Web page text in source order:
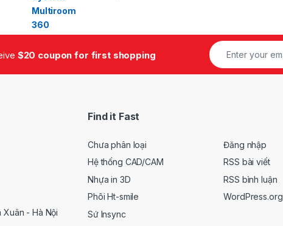
$20 coupon for first shopping
Xuân - Hà Nội
Find it Fast
Chưa phân loại
Hệ thống CAD/CAM
Nhựa in 3D
Phôi Ht-smile
Sứ Insync
Đăng nhập
RSS bài viết
RSS bình luận
WordPress.org